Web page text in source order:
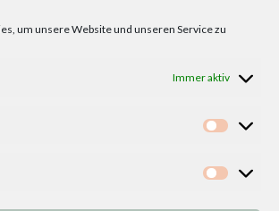
um unsere Website und unseren Service zu
Immer aktiv